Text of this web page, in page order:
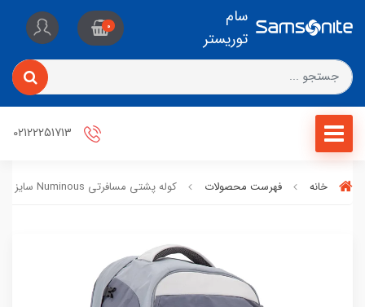
سام
توریستر
0
خانه فهرست محصولات کوله پشتی مسافرتی Numinous سایز 55 لیتر